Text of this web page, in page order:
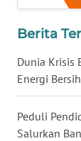
Berita
Dunia Krisis
Energi
Peduli
Salurkan
WN
TINGGI
WN
PAKPAK